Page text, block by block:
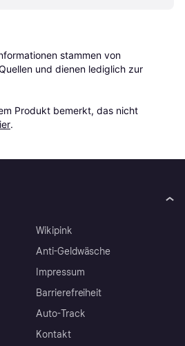
stammen von
und dienen lediglich zur
Produkt bemerkt, das nicht
.
Wikipink
Anti-Geldwäsche
Impressum
Barrierefreiheit
Auto-Track
Kontakt